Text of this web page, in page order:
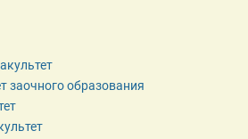
заочного образования